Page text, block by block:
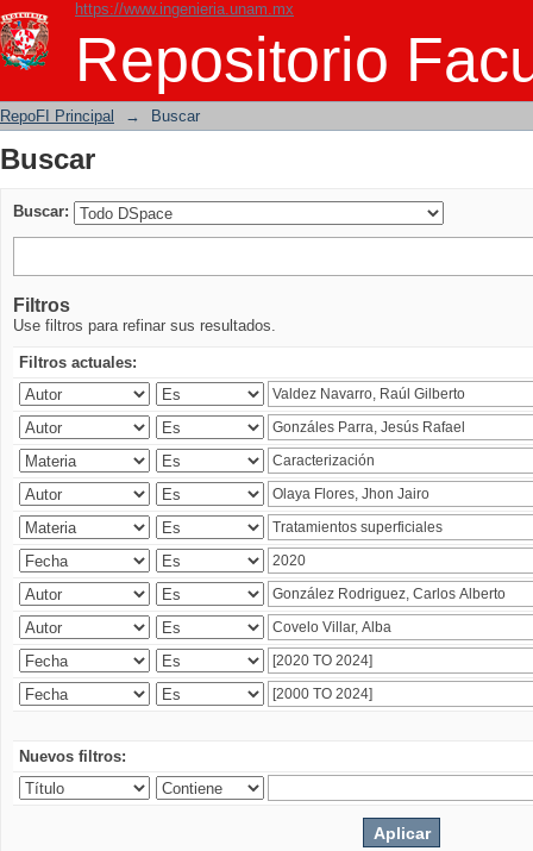
https://www.ingenieria.unam.mx
Repositorio
Buscar
RepoFI Principal → Buscar
Buscar
Buscar:
Filtros
Use filtros para refinar sus resultados.
Filtros actuales:
Nuevos filtros: